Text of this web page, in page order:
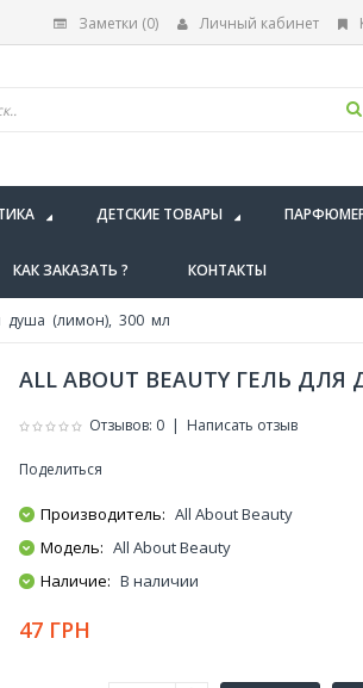
Заметки (0) Личный кабинет
ДЕТСКИЕ ТОВАРЫ
КАК ЗАКАЗАТЬ ? КОНТАКТЫ
душа (лимон), 300 мл
ALL ABOUT BEAUTY ГЕЛЬ
Отзывов: 0| Написать отзыв
Поделиться
Производитель: All About Beauty
Модель: All About Beauty
Наличие: В наличии
47 ГРН